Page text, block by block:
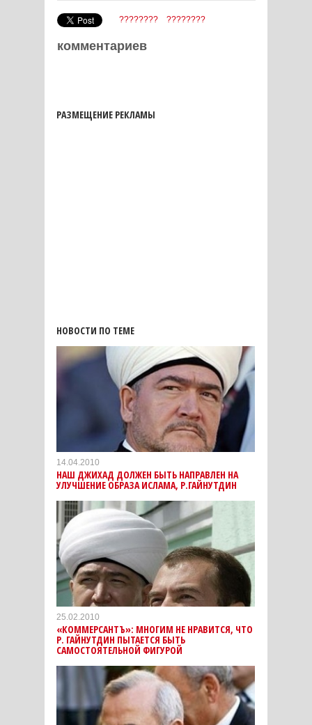
???????? ????????
комментариев
РАЗМЕЩЕНИЕ РЕКЛАМЫ
НОВОСТИ ПО ТЕМЕ
14.04.2010
НАШ ДЖИХАД ДОЛЖЕН БЫТЬ НАПРАВЛЕН НА
УЛУЧШЕНИЕ ОБРАЗА ИСЛАМА, Р.ГАЙНУТДИН
25.02.2010
«КОММЕРСАНТЪ»: МНОГИМ НЕ НРАВИТСЯ, ЧТО
Р. ГАЙНУТДИН ПЫТАЕТСЯ БЫТЬ
САМОСТОЯТЕЛЬНОЙ ФИГУРОЙ